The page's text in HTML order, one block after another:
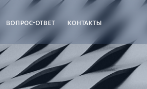
вопрос-ответ контакты